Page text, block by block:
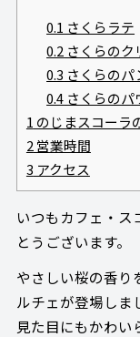
0.1 さくらラテ
0.2 さくらのク
0.3 さくらのパ
0.4 さくらのパ
1 のじまスコーラ
2営業時間
3 アクセス
いつもカフェ・ス
とうございます。
やさしい桜の香り
ルチェが登場しま
見た目にもかわい